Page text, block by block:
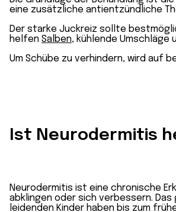
eine zusätzliche antientzündliche
Der starke Juckreiz sollte
helfen Salben, kühlende Umschläge
Um Schübe zu verhindern, wird auf
Ist Neurodermitis
Neurodermitis ist eine chronische
abklingen oder sich verbessern.
leidenden Kinder haben bis zum